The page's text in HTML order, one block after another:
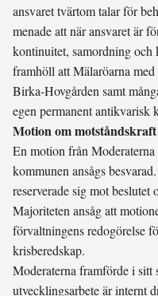
ansvaret tvärtom talar för
menade att när ansvaret är
kontinuitet, samordning och
framhöll att Mälaröarna
Birka-Hovgården samt
egen permanent antikvarisk
Motion om motståndskraft
En motion från
kommunen ansågs
reserverade sig mot beslutet
Majoriteten ansåg att
förvaltningens redogörelse
krisberedskap.
Moderaterna framförde i sitt
utvecklingsarbete är internt